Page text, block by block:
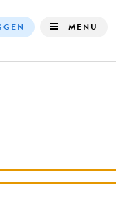
MENU